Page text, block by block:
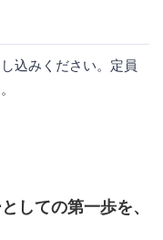
込みください。定員
しての第一歩を、